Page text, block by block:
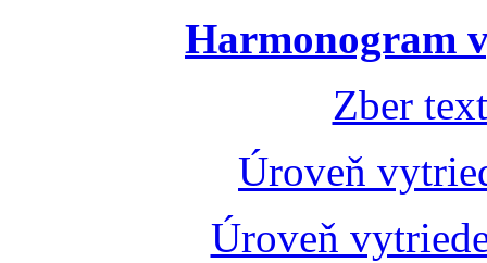
Harmonogram
Zber
Úroveň
Úroveň